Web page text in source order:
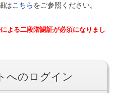
はこちらをご参照ください。
よる二段階認証が必須になりまし
へのログイン